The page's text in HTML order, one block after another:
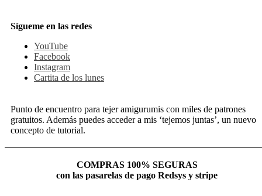
Sígueme en las redes
YouTube
Facebook
Instagram
Cartita de los lunes
Punto de encuentro para tejer amigurumis con miles de patrones
gratuitos. Además puedes acceder a mis ‘tejemos juntas’, un nuevo
concepto de tutorial.
COMPRAS 100% SEGURAS
con las pasarelas de pago Redsys y stripe